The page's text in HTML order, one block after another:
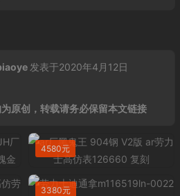
发表于2020年4月12日
原创，转载请务必保留本文链接
4580元
3380元